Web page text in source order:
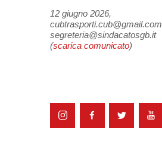
12 giugno 2026,
cubtrasporti.cub@gmail.com
segreteria@sindacatosgb.it
(scarica comunicato)